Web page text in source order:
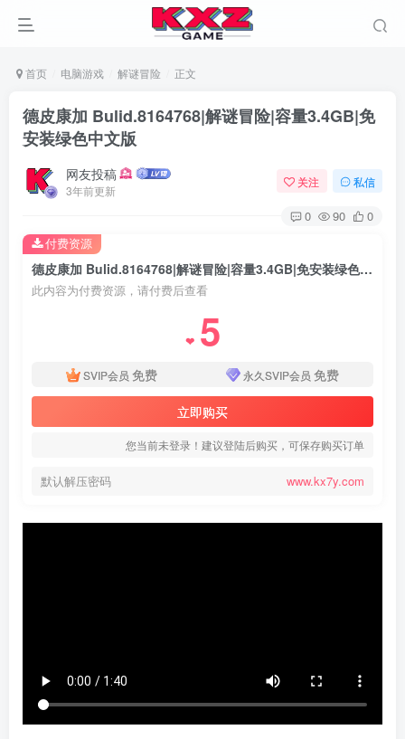
首页 电脑游戏 解谜冒险 正文
德皮康加 Bulid.8164768|解谜冒险|容量3.4GB|免
安装绿色中文版
网友投稿
3年前更新
关注 私信
0 90 0
德皮康加 Bulid.8164768|解谜冒险|容量3.4GB|免安装绿色中文版
此内容为付费资源，请付费后查看
❤ 5
SVIP会员 免费 永久SVIP会员 免费
立即购买
您当前未登录！建议登陆后购买，可保存购买订单
默认解压密码 www.kx7y.com
付费资源